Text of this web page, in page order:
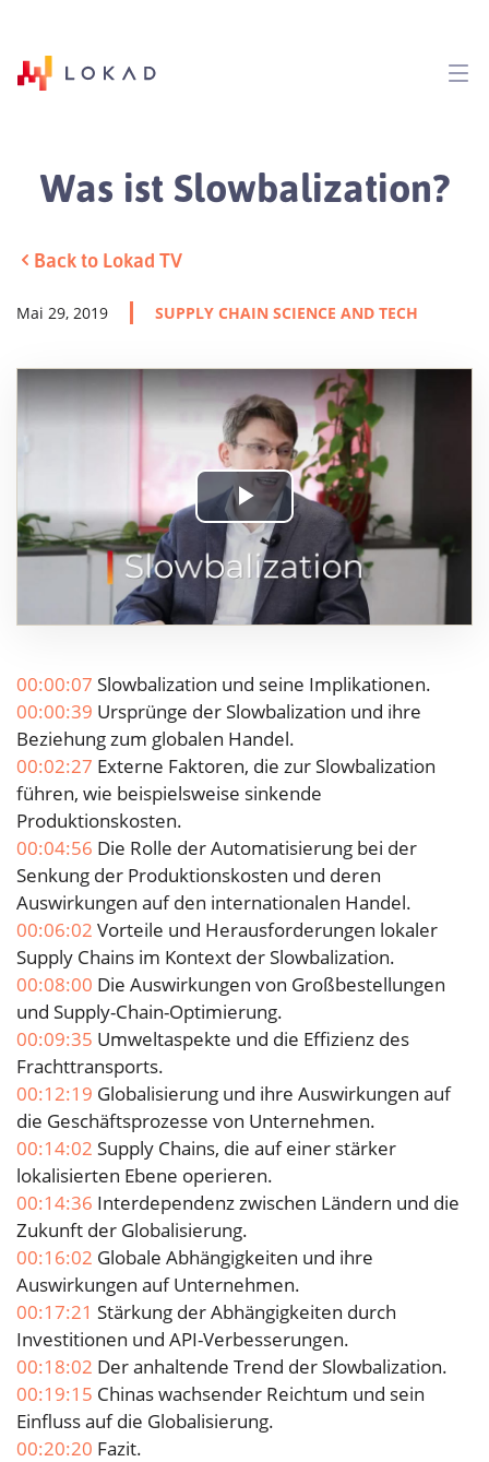
Was ist Slowbalization?
Back to Lokad TV
Mai 29, 2019 SUPPLY CHAIN SCIENCE AND TECH
Play
Video
00:00:07 Slowbalization und seine Implikationen.
00:00:39 Ursprünge der Slowbalization und ihre
Beziehung zum globalen Handel.
00:02:27 Externe Faktoren, die zur Slowbalization
führen, wie beispielsweise sinkende
Produktionskosten.
00:04:56 Die Rolle der Automatisierung bei der
Senkung der Produktionskosten und deren
Auswirkungen auf den internationalen Handel.
00:06:02 Vorteile und Herausforderungen lokaler
Supply Chains im Kontext der Slowbalization.
00:08:00 Die Auswirkungen von Großbestellungen
und Supply-Chain-Optimierung.
00:09:35 Umweltaspekte und die Effizienz des
Frachttransports.
00:12:19 Globalisierung und ihre Auswirkungen auf
die Geschäftsprozesse von Unternehmen.
00:14:02 Supply Chains, die auf einer stärker
lokalisierten Ebene operieren.
00:14:36 Interdependenz zwischen Ländern und die
Zukunft der Globalisierung.
00:16:02 Globale Abhängigkeiten und ihre
Auswirkungen auf Unternehmen.
00:17:21 Stärkung der Abhängigkeiten durch
Investitionen und API-Verbesserungen.
00:18:02 Der anhaltende Trend der Slowbalization.
00:19:15 Chinas wachsender Reichtum und sein
Einfluss auf die Globalisierung.
00:20:20 Fazit.